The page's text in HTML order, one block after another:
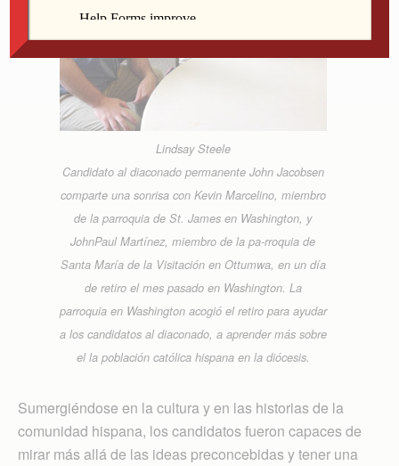
Lindsay Steele
Candidato al diaconado permanente John Jacobsen
comparte una sonrisa con Kevin Marcelino, miembro
de la parroquia de St. James en Washington, y
JohnPaul Martínez, miembro de la pa-rroquia de
Santa María de la Visitación en Ottumwa, en un día
de retiro el mes pasado en Washington. La
parroquia en Washington acogió el retiro para ayudar
a los candidatos al diaconado, a aprender más sobre
el la población católica hispana en la diócesis.
Sumergiéndose en la cultura y en las historias de la
comunidad hispana, los candidatos fueron capaces de
mirar más allá de las ideas preconcebidas y tener una